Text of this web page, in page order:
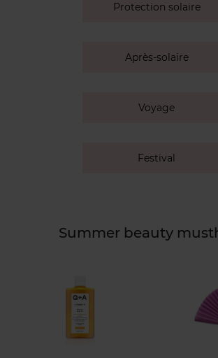
Protection solaire
Après-solaire
Voyage
Festival
Summer beauty